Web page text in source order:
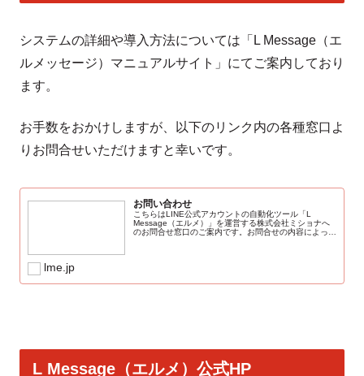
システムの詳細や導入方法については「L Message（エ
ルメッセージ）マニュアルサイト」にてご案内しており
ます。
お手数をおかけしますが、以下のリンク内の各種窓口よ
りお問合せいただけますと幸いです。
お問い合わせ
こちらはLINE公式アカウントの自動化ツール「L
Message（エルメ）」を運営する株式会社ミショナへ
のお問合せ窓口のご案内です。お問合せの内容によって
lme.jp
L Message（エルメ）公式HP